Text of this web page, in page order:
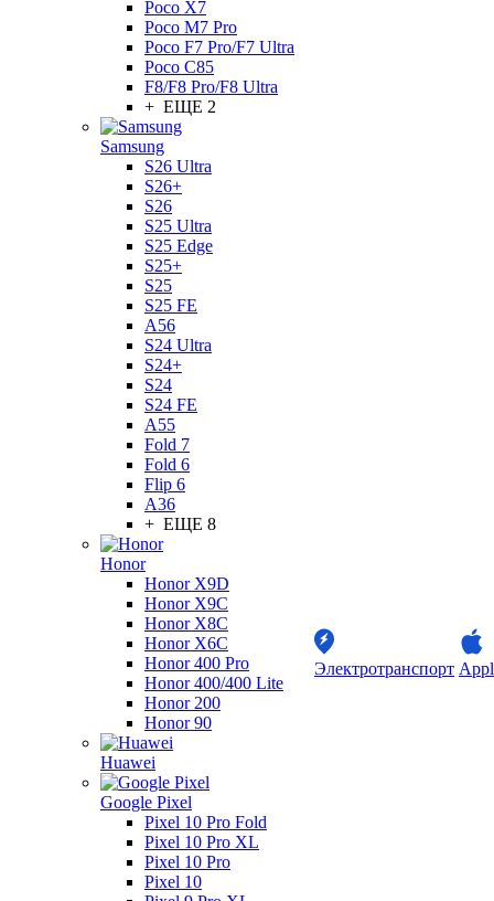
Poco X7
Poco M7 Pro
Poco F7 Pro/F7 Ultra
Poco C85
F8/F8 Pro/F8 Ultra
+ ЕЩЕ 2
Samsung
S26 Ultra
S26+
S26
S25 Ultra
S25 Edge
S25+
S25
S25 FE
A56
S24 Ultra
S24+
S24
S24 FE
A55
Fold 7
Fold 6
Flip 6
A36
+ ЕЩЕ 8
Honor
Honor X9D
Honor X9C
Honor X8C
Honor X6C
Honor 400 Pro
Honor 400/400 Lite
Honor 200
Honor 90
Huawei
Google Pixel
Pixel 10 Pro Fold
Pixel 10 Pro XL
Pixel 10 Pro
Pixel 10
Электротранспорт